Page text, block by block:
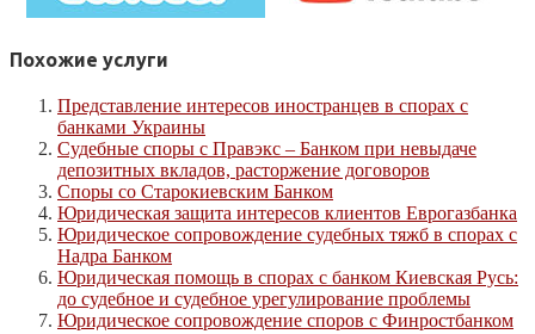
Похожие услуги
Представление интересов иностранцев в спорах с
банками Украины
Судебные споры с Правэкс – Банком при невыдаче
депозитных вкладов, расторжение договоров
Споры со Старокиевским Банком
Юридическая защита интересов клиентов Еврогазбанка
Юридическое сопровождение судебных тяжб в спорах с
Надра Банком
Юридическая помощь в спорах с банком Киевская Русь:
до судебное и судебное урегулирование проблемы
Юридическое сопровождение споров с Финростбанком